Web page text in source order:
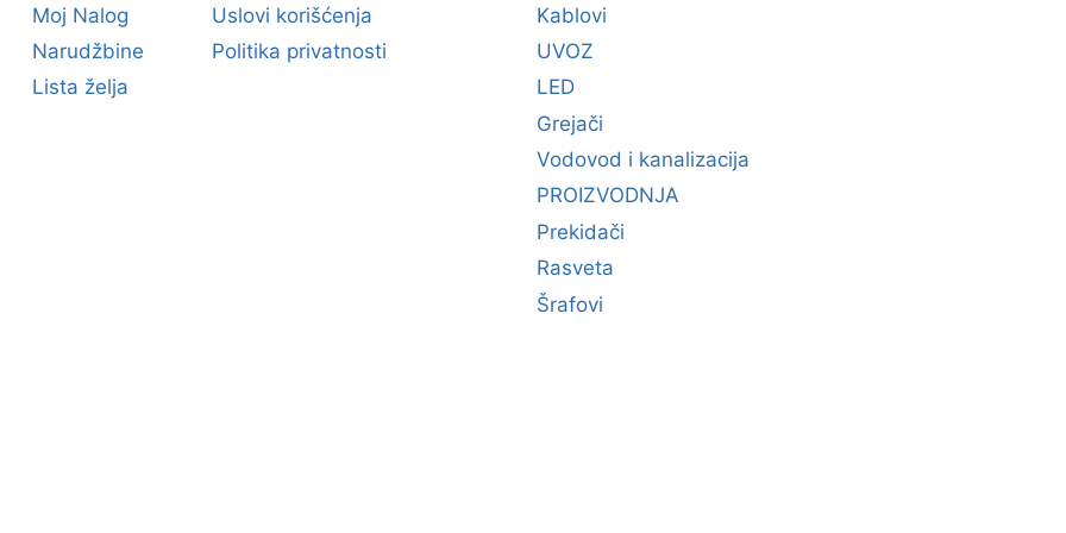
Moj Nalog
Narudžbine
Lista želja
Uslovi korišćenja
Politika privatnosti
Kablovi
UVOZ
LED
Grejači
Vodovod i kanalizacija
PROIZVODNJA
Prekidači
Rasveta
Šrafovi